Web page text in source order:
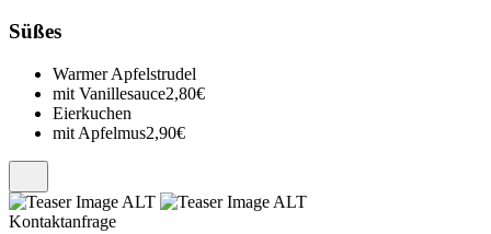
Süßes
Warmer Apfelstrudel
mit Vanillesauce2,80€
Eierkuchen
mit Apfelmus2,90€
Kontaktanfrage